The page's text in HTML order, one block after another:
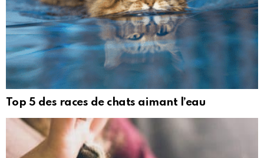
Top 5 des races de chats aimant l’eau